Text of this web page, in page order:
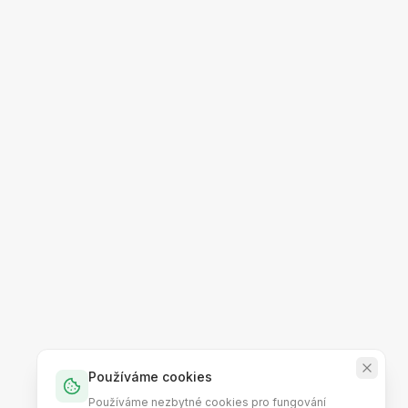
Používáme cookies
Používáme nezbytné cookies pro fungování